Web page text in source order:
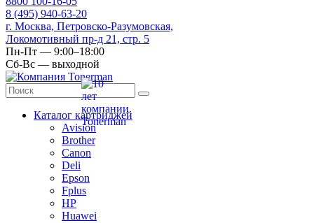
8 (495) 940-63-20
г. Москва, Петровско-Разумовская,
Локомотивный пр-д 21, стр. 5
Пн-Пт — 9:00–18:00
Сб-Вс — выходной
Каталог картриджей
Avision
Brother
Canon
Deli
Epson
Fplus
HP
Huawei